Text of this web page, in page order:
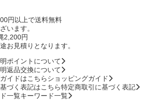
円 以上で送料無料
います。
2,200円
お見積りとなります。
ポイントについて
返品交換について
ショッピングガイド
特定商取引に基づく表記
キーワード一覧